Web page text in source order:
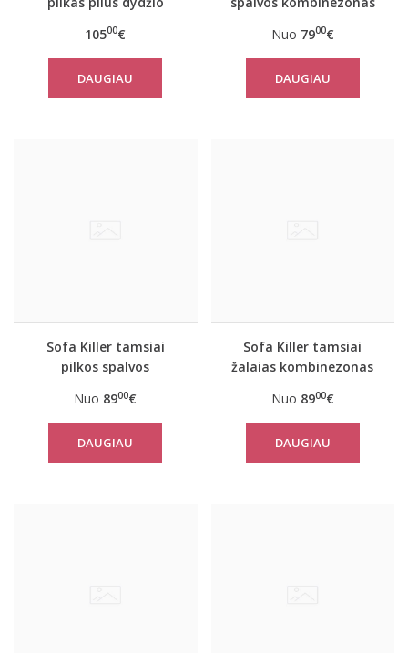
10500€
DAUGIAU
Texas
Nuo 7900€
DAUGIAU
Sofa Killer tamsiai
pilkos spalvos
geltonais rankogaliais
Ulvyds
Nuo 8900€
DAUGIAU
Sofa Killer tamsiai
žalaias kombinezonas
Nuo 8900€
DAUGIAU